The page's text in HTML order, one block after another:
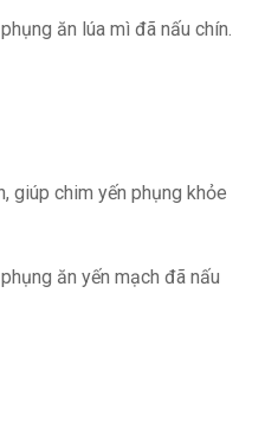
ăn lúa mì đã nấu chín.
giúp chim yến phụng khỏe
ăn yến mạch đã nấu